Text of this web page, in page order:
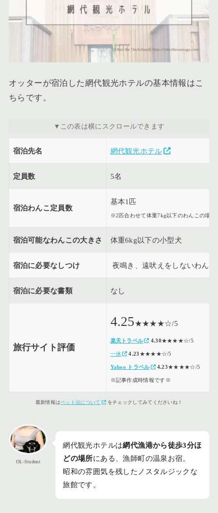
オッターが宿泊した網代観光ホテルの基本情報はこ
ちらです。
宿泊先名 網代観光ホテル
定員数 5名
宿泊わんこ定員数
基本1匹
※2匹合わせて体重7kg以下のわんこの場合
宿泊可能なわんこの大きさ 体重6kg以下の小型犬
宿泊に必要なしつけ 夜鳴き、遠吠えをしないわんこ
宿泊に必要な書類 なし
旅行サイト評価
4.25★★★★☆/5
楽天トラベル 4.30★★★★☆/5
一休 4.23 ★★★★☆/5
Yahoo トラベル 4.23★★★★☆/5
※記事作成時情報です※
最新情報はペット泊について をチェックしてみてくださいね！
OL-Student
網代観光ホテルは網代漁港から徒歩3分ほ
どの場所にある、漁師町の温泉お宿。
昭和の雰囲気を残したノスタルジックな
旅館です。